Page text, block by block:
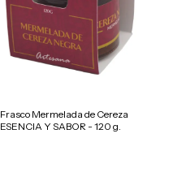
Frasco Mermelada de Cereza
ESENCIA Y SABOR - 120 g.